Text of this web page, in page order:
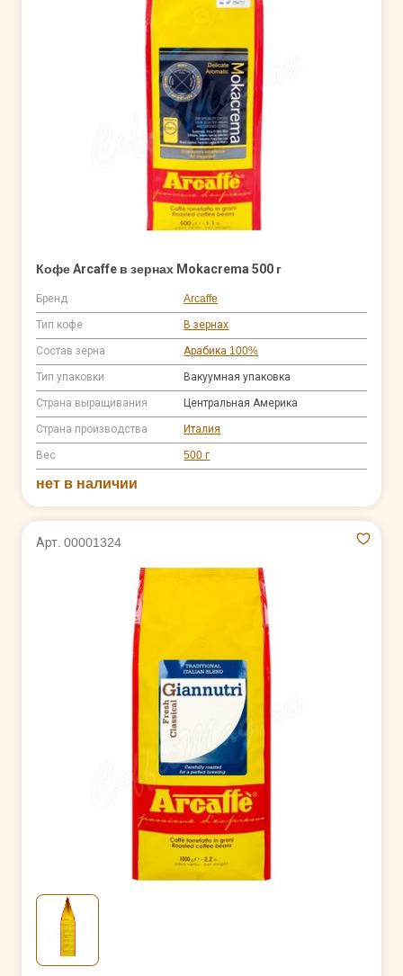
Кофе Arcaffe в зернах Mokacrema 500 г
Бренд Arcaffe
Тип кофе В зернах
Состав зерна Арабика 100%
Тип упаковки Вакуумная упаковка
Страна выращивания Центральная Америка
Страна производства Италия
Вес 500 г
нет в наличии
Арт. 00001324